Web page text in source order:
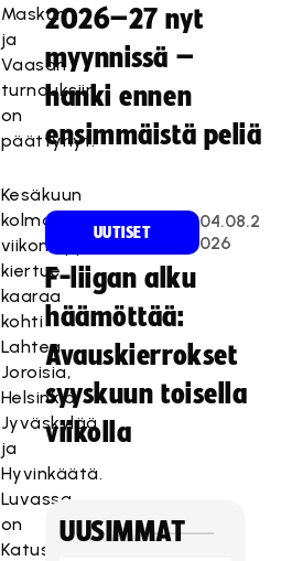
Maskun
ja
Vaasan
turnauksiin
on
päättynyt.
Kesäkuun
kolmantena
viikonloppuna
kiertue
kaaraa
kohti
Lahtea,
Joroisia,
Helsinkiä,
Jyväskylää
ja
Hyvinkäätä.
Luvassa
on
Katusählyn
2026–27 nyt
myynnissä –
hanki ennen
ensimmäistä peliä
UUTISET
04.08.2
026
F-liigan alku
häämöttää:
Avauskierrokset
syyskuun toisella
viikolla
UUSIMMAT